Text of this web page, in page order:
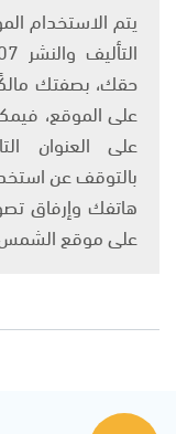
حقك، بصفتك
على الموقع،
بالتوقف عن
هاتفك وإرفاق
على موقع